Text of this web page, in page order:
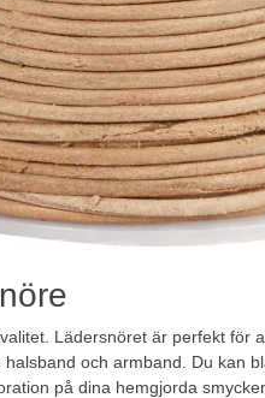
Lädersnöret är perfekt för
och armband. Du kan
på dina hemgjorda